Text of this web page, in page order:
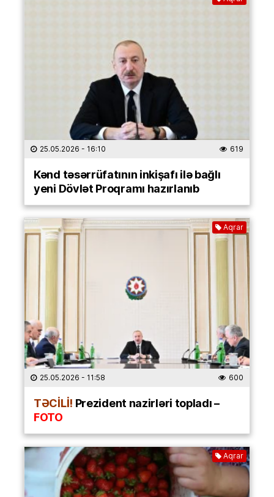
25.05.2026 - 16:10 619
Kənd təsərrüfatının inkişafı ilə bağlı
yeni Dövlət Proqramı hazırlanıb
Aqrar
25.05.2026 - 11:58 600
TƏCİLİ! Prezident nazirləri topladı –
FOTO
Aqrar